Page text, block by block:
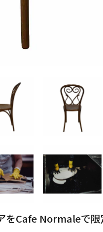
をCafe Normaleで限